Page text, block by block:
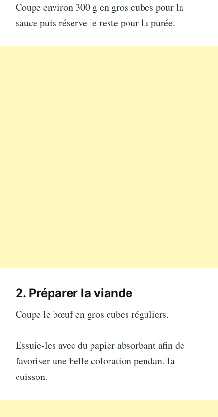
Coupe environ 300 g en gros cubes pour la
sauce puis réserve le reste pour la purée.
2. Préparer la viande
Coupe le bœuf en gros cubes réguliers.
Essuie-les avec du papier absorbant afin de
favoriser une belle coloration pendant la
cuisson.